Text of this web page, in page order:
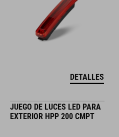
DETALLES
JUEGO DE LUCES LED PARA
EXTERIOR HPP 200 CMPT